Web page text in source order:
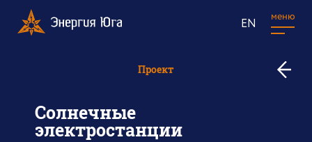
EN меню
Проект
Солнечные
электростанции